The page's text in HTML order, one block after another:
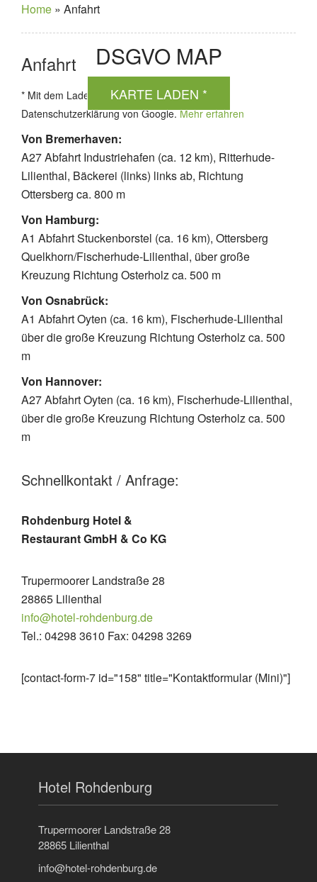
Home » Anfahrt
Anfahrt DSGVO MAP
KARTE LADEN *
* Mit dem Laden der Karte akzeptierst du die
Datenschutzerklärung von Google.Mehr erfahren
Von Bremerhaven:
A27 Abfahrt Industriehafen (ca. 12 km), Ritterhude-
Lilienthal, Bäckerei (links) links ab, Richtung
Ottersberg ca. 800 m
Von Hamburg:
A1 Abfahrt Stuckenborstel (ca. 16 km), Ottersberg
Quelkhorn/Fischerhude-Lilienthal, über große
Kreuzung Richtung Osterholz ca. 500 m
Von Osnabrück:
A1 Abfahrt Oyten (ca. 16 km), Fischerhude-Lilienthal
über die große Kreuzung Richtung Osterholz ca. 500
m
Von Hannover:
A27 Abfahrt Oyten (ca. 16 km), Fischerhude-Lilienthal,
über die große Kreuzung Richtung Osterholz ca. 500
m
Schnellkontakt / Anfrage:
Rohdenburg Hotel &
Restaurant GmbH & Co KG
Trupermoorer Landstraße 28
28865 Lilienthal
info@hotel-rohdenburg.de
Tel.: 04298 3610 Fax: 04298 3269
[contact-form-7 id="158" title="Kontaktformular (Mini)"]
Hotel Rohdenburg
Trupermoorer Landstraße 28
28865 Lilienthal
info@hotel-rohdenburg.de